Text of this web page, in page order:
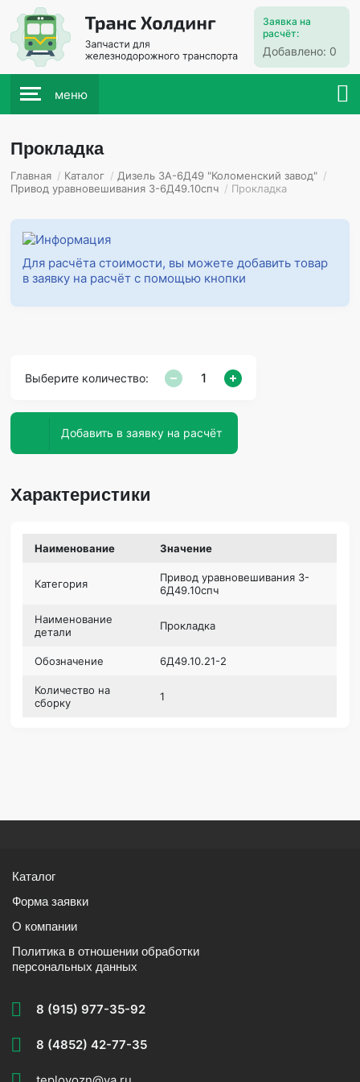
Заявка на
расчёт:
Добавлено: 0
меню
Прокладка
Главная / Каталог / Дизель 3А-6Д49 "Коломенский завод" /
Привод уравновешивания 3-6Д49.10спч / Прокладка
Для расчёта стоимости, вы можете добавить товар
в заявку на расчёт с помощью кнопки
Выберите количество:
Добавить в заявку на расчёт
Характеристики
Наименование Значение
Категория
Привод уравновешивания 3-
6Д49.10спч
Наименование
детали
Прокладка
Обозначение 6Д49.10.21-2
Количество на
сборку
1
Каталог
Форма заявки
О компании
Политика в отношении обработки
персональных данных
8 (915) 977-35-92
8 (4852) 42-77-35